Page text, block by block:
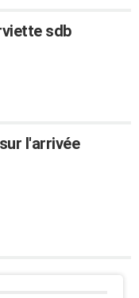
sdb
l'arrivée